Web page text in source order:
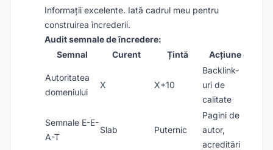
Informații excelente. Iată cadrul meu pentru
construirea încrederii.
Audit semnale de încredere:
Semnal
Curent Țintă Acțiune
Autoritatea
domeniului
X X+10
Backlink-
uri de
calitate
Semnale E-E-
A-T
Slab Puternic
Pagini de
autor,
acreditări